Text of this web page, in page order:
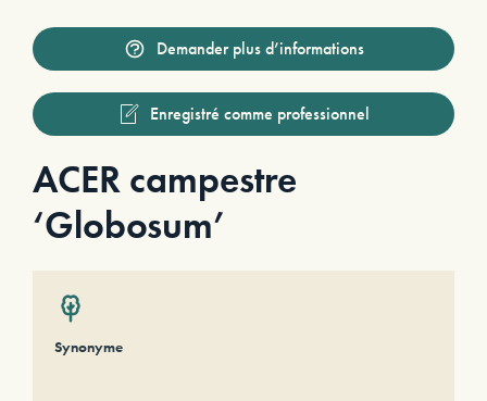
Demander plus d’informations
Enregistré comme professionnel
ACER campestre
‘Globosum’
Synonyme